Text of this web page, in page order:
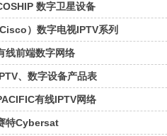
数字卫星设备
）数字电视IPTV系列
线前端数字网络
、数字设备产品表
有线IPTV网络
特Cybersat